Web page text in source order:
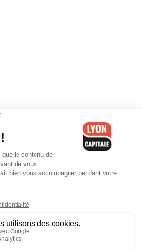
Mentions légales-CGV-Politique de
des cookies